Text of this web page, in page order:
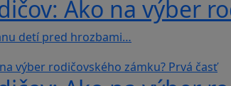
Ako na výber
detí pred hrozbami…